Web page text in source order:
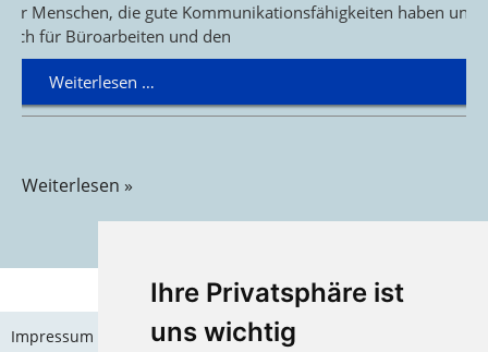
Ihre Privatsphäre ist
uns wichtig
für Menschen, die gute Kommunikationsfähigkeiten haben und
sich für Büroarbeiten und den
Weiterlesen …
Weiterlesen »
Impressum